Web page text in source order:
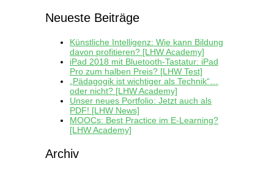
Neueste Beiträge
Künstliche Intelligenz: Wie kann Bildung
davon profitieren? [LHW Academy]
iPad 2018 mit Bluetooth-Tastatur: iPad
Pro zum halben Preis? [LHW Test]
„Pädagogik ist wichtiger als Technik“…
oder nicht? [LHW Academy]
Unser neues Portfolio: Jetzt auch als
PDF! [LHW News]
MOOCs: Best Practice im E-Learning?
[LHW Academy]
Archiv